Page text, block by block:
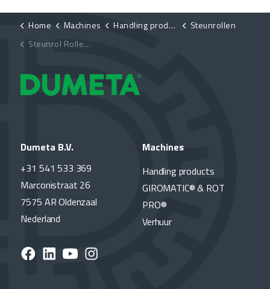
Home Machines Handling products
Steunrollen
Steunrol Rollenbok tot 5.000 kg D-ZCJ
Dumeta B.V.
+31 541 533 369
Marconistraat 26
7575 AR Oldenzaal
Nederland
Machines
Handling products
GIROMATIC® & ROT
PRO®
Verhuur